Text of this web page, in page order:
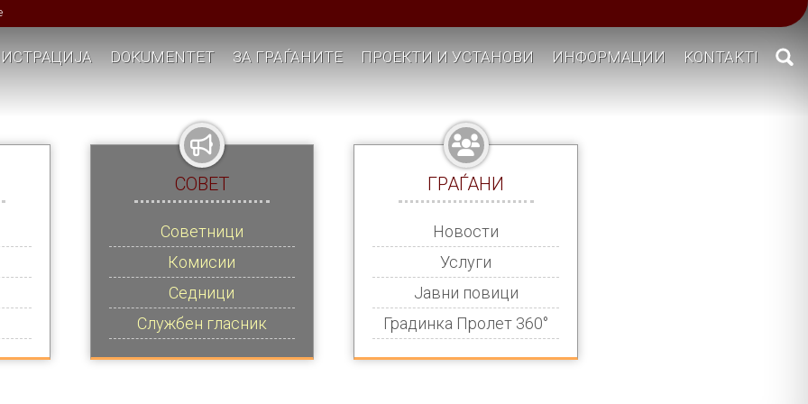
DOKUMENTET ЗА ГРАЃАНИТЕ ПРОЕКТИ И УСТАНОВИ ИНФОРМАЦИИ KONTAKTI
СОВЕТ
Советници
Комисии
Седници
Службен гласник
ГРАЃАНИ
Новости
Услуги
Јавни повици
Градинка Пролет 360°